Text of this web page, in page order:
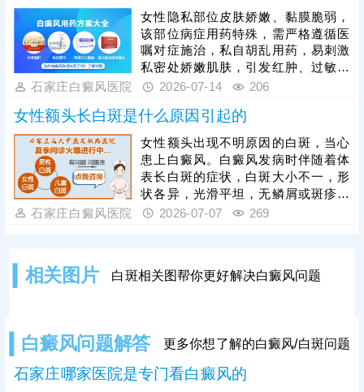
射，促进黑色素细胞修复、恢复活
性，突破了治疗人群和部位限制。女
性患有白癜风还应调节自身情绪，避
免频繁熬夜，穿舒适透气的贴身衣
物，对病情好转有帮助。
女性隐私部位皮肤娇嫩、黏膜脆弱，
该部位病症用药特殊，需严格遵循医
嘱对症施治，私自胡乱用药，易刺激
私密处娇嫩肌肤，引发红肿、过敏、
黏膜损伤等问题，还可能延误病情、
治疗证实，单一药物治疗效果有限，
需采取综合性医治方案，目前临床主
流且安全的联合治疗方式为药物配合
308激光照射，该方法针对性强、适
配隐私部位肤质，治疗过程温和，安
全无副作用，能快速激活黑色素细
胞，加速白斑复色。
石家庄白癜风医院 2026-07-14 206
女性额头长白斑是什么原因引起的
女性额头出现不明原因的白斑，当心
患上白癜风。白癜风发病时伴随着体
表长白斑的症状，白斑大小不一，形
状各异，光滑平坦，无鳞屑或斑疹附
着，被摩擦或拍打可见发红反应，不
什么，接下来对症治疗促进黑色素再
石家庄白癜风医院 2026-07-07 269
相关图片 白斑相关图帮你更好解决白癜风问题
白癜风问题解答 更多你想了解的白癜风/白斑问题
石家庄哪家医院是专门看白癜风的